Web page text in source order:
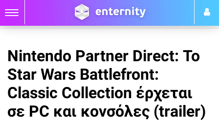
Nintendo Partner Direct: Το
Star Wars Battlefront:
Classic Collection έρχεται
σε PC και κονσόλες (trailer)